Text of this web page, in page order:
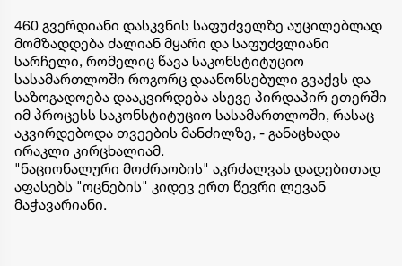
460 გვერდიანი დასკვნის საფუძველზე აუცილებლად
მომზადდება ძალიან მყარი და საფუძვლიანი
სარჩელი, რომელიც წავა საკონსტიტუციო
სასამართლოში როგორც დაანონსებული გვაქვს და
საზოგადოება დააკვირდება ასევე პირდაპირ ეთერში
იმ პროცესს საკონსტიტუციო სასამართლოში, რასაც
აკვირდებოდა თვეების მანძილზე, - განაცხადა
ირაკლი კირცხალიამ.
"ნაციონალური მოძრაობის" აკრძალვას დადებითად
აფასებს "ოცნების" კიდევ ერთ წევრი ლევან
მაჭავარიანი.